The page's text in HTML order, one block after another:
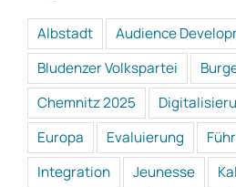
Albstadt Audience
Bludenzer Volkspartei
Chemnitz 2025
Europa
Evaluierung
Integration
Jeunesse